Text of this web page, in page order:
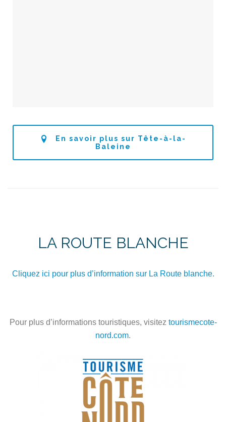
En savoir plus sur Tête-à-la-
Baleine
LA ROUTE BLANCHE
Cliquez ici pour plus d’information sur La Route blanche.
Pour plus d’informations touristiques, visitez tourismecote-
nord.com.